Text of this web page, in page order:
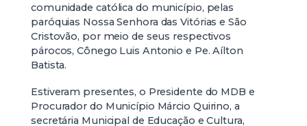
comunidade católica do município, pelas
paróquias Nossa Senhora das Vitórias e São
Cristovão, por meio de seus respectivos
párocos, Cônego Luis Antonio e Pe. Aílton
Batista.
Estiveram presentes, o Presidente do MDB e
Procurador do Município Márcio Quirino, a
secretária Municipal de Educação e Cultura,